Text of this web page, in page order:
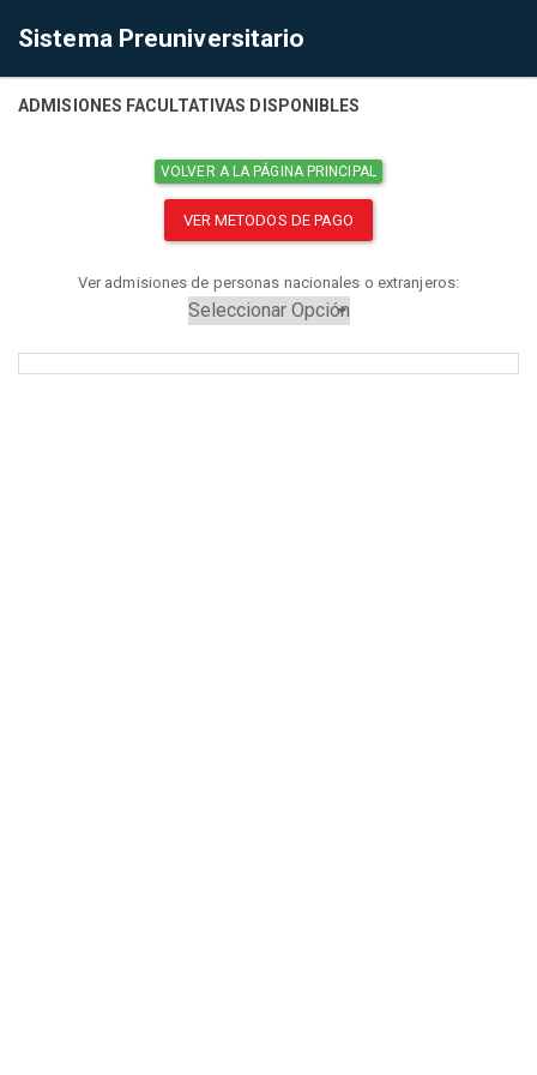
Sistema Preuniversitario
ADMISIONES FACULTATIVAS DISPONIBLES
VOLVER A LA PÁGINA PRINCIPAL
VER METODOS DE PAGO
Ver admisiones de personas nacionales o extranjeros: